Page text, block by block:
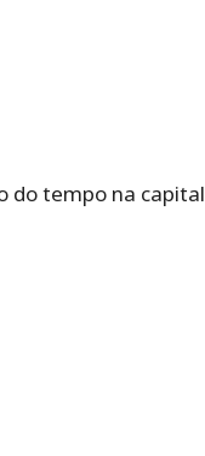
do tempo na capital